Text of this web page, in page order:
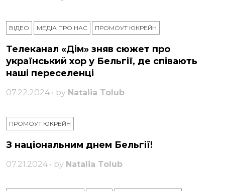
ВІДЕО МЕДІА ПРО НАС ПРОМОУТ ЮКРЕЙН
Телеканал «Дім» зняв сюжет про
український хор у Бельгії, де співають
наші переселенці
07.22.2024 • by Natalia Tolub
ПРОМОУТ ЮКРЕЙН
З національним днем ​​Бельгії!
07.21.2024 • by Natalia Tolub